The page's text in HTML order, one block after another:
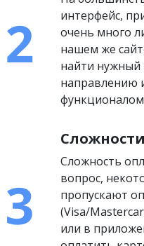
интерфейс,
очень много
нашем же
найти нужный
направлению
функционалом
Сложность
вопрос,
пропускают
(Visa/
или в